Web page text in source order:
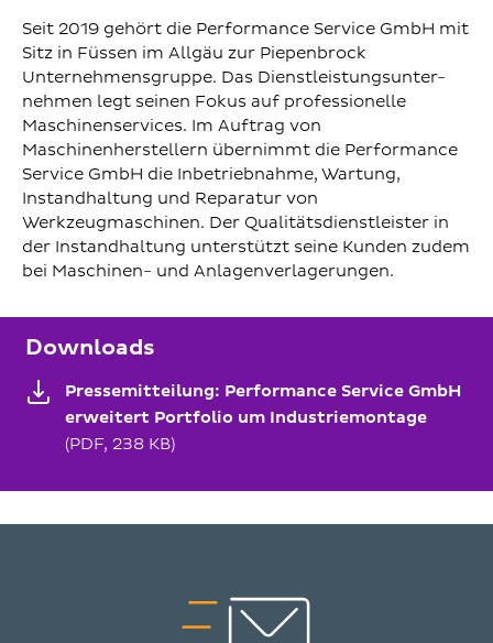
Seit 2019 gehört die Performance Service GmbH mit
Sitz in Füssen im Allgäu zur Piepenbrock
Unternehmensgruppe. Das Dienstleistungsunter-
nehmen legt seinen Fokus auf professionelle
Maschinenservices. Im Auftrag von
Maschinenherstellern übernimmt die Performance
Service GmbH die Inbetriebnahme, Wartung,
Instandhaltung und Reparatur von
Werkzeugmaschinen. Der Qualitätsdienstleister in
der Instandhaltung unterstützt seine Kunden zudem
bei Maschinen- und Anlagenverlagerungen.
Downloads
Pressemitteilung: Performance Service GmbH
erweitert Portfolio um Industriemontage
(PDF, 238 KB)